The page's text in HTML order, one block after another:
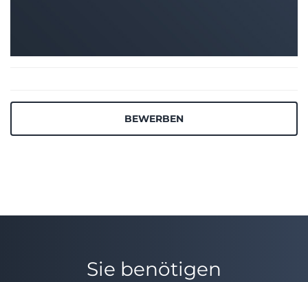
BEWERBEN
Sie benötigen